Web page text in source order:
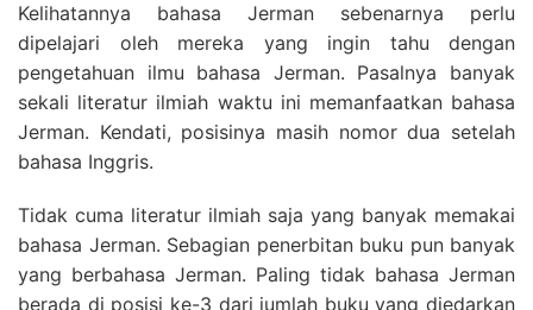
Kelihatannya bahasa Jerman sebenarnya perlu
dipelajari oleh mereka yang ingin tahu dengan
pengetahuan ilmu bahasa Jerman. Pasalnya banyak
sekali literatur ilmiah waktu ini memanfaatkan bahasa
Jerman. Kendati, posisinya masih nomor dua setelah
bahasa Inggris.
Tidak cuma literatur ilmiah saja yang banyak memakai
bahasa Jerman. Sebagian penerbitan buku pun banyak
yang berbahasa Jerman. Paling tidak bahasa Jerman
berada di posisi ke-3 dari jumlah buku yang diedarkan